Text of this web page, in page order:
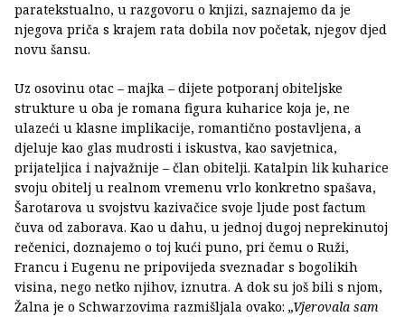
paratekstualno, u razgovoru o knjizi, saznajemo da je
njegova priča s krajem rata dobila nov početak, njegov djed
novu šansu.
Uz osovinu otac – majka – dijete potporanj obiteljske
strukture u oba je romana figura kuharice koja je, ne
ulazeći u klasne implikacije, romantično postavljena, a
djeluje kao glas mudrosti i iskustva, kao savjetnica,
prijateljica i najvažnije – član obitelji. Katalpin lik kuharice
svoju obitelj u realnom vremenu vrlo konkretno spašava,
Šarotarova u svojstvu kazivačice svoje ljude post factum
čuva od zaborava. Kao u dahu, u jednoj dugoj neprekinutoj
rečenici, doznajemo o toj kući puno, pri čemu o Ruži,
Francu i Eugenu ne pripovijeda sveznadar s bogolikih
visina, nego netko njihov, iznutra. A dok su još bili s njom,
Žalna je o Schwarzovima razmišljala ovako: „Vjerovala sam